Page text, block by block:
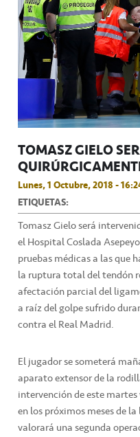
TOMASZ GIELO
Lunes, 1 Octubre, 2018 -
ETIQUETAS:
Tomasz Gielo será
el Hospital Coslada
pruebas médicas a las que
la ruptura total del tendón
afectación parcial del
a raíz del golpe sufrido
contra el Real Madrid.
El jugador se someterá
aparato extensor de la
intervención de este
en los próximos meses de
valorará una segunda